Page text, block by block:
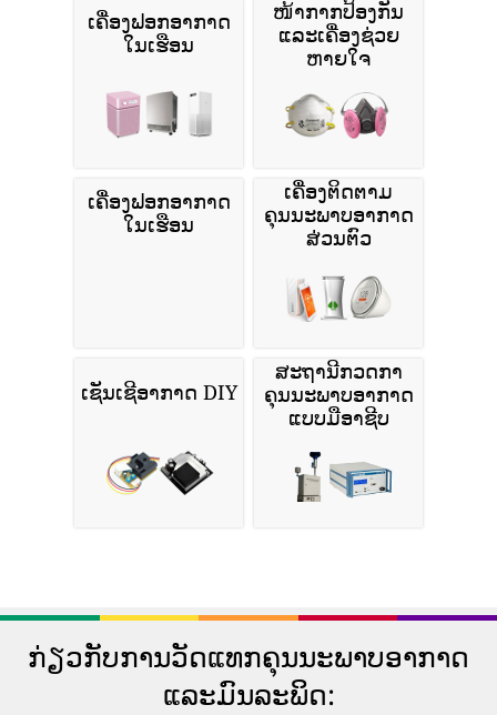
ເຄື່ອງຟອກອາກາດ
ໃນເຮືອນ
ໜ້າກາກປ້ອງກັນ
ແລະເຄື່ອງຊ່ວຍ
ຫາຍໃຈ
ເຄື່ອງຟອກອາກາດ
ໃນເຮືອນ
ເຄື່ອງຕິດຕາມ
ຄຸນນະພາບອາກາດ
ສ່ວນຕົວ
ເຊັນເຊີອາກາດ DIY
ສະຖານີກວດກາ
ຄຸນນະພາບອາກາດ
ແບບມືອາຊີບ
ກ່ຽວກັບການວັດແທກຄຸນນະພາບອາກາດ
ແລະມົນລະພິດ: